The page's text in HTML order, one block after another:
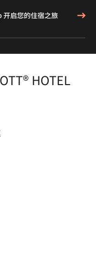
开启您的住宿之旅
HOTEL